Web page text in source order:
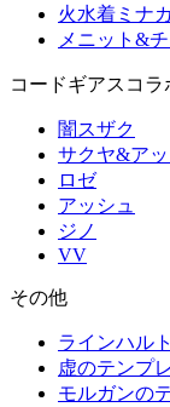
火水着ミナカ
メニット&
コードギアスコラ
闇スザク
サクヤ&アッ
ロゼ
アッシュ
ジノ
VV
その他
ラインハル
虚のテンプレ
モルガンの